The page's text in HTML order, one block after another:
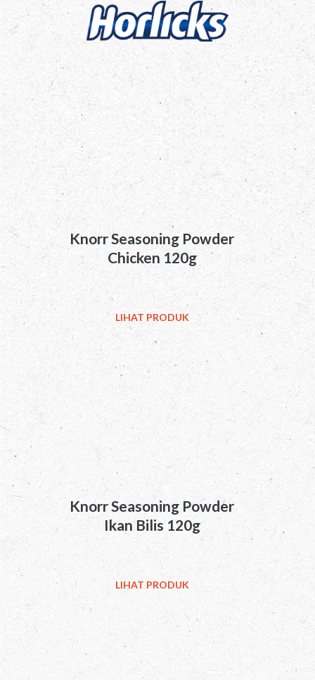
Knorr Seasoning Powder
Chicken 120g
LIHAT PRODUK
Knorr Seasoning Powder
Ikan Bilis 120g
LIHAT PRODUK